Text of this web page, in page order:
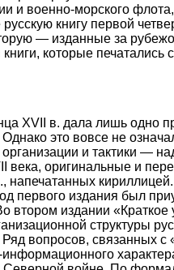
и военно-морского
русскую книгу первой
— изданные за
книги, которые
XVII в. дала лишь
это вовсе не
и тактики —
века, оригинальные и
напечатанных
первого издания был
втором издании
структуры
вопросов, связанных